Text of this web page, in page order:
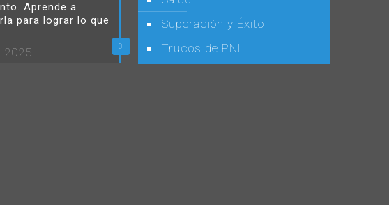
0
Aprende a
para lograr lo que
2025
Superación y Éxito
Trucos de PNL